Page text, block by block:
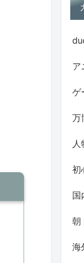
ア
ゲ
万
人
初
国
朝
海